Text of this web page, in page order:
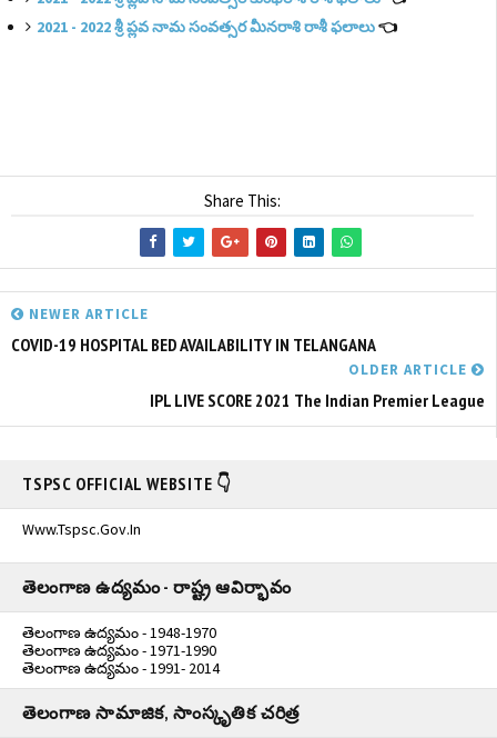
2021 - 2022 శ్రీ ప్లవ నామ సంవత్సర మీనరాశి రాశీ ఫలాలు👈
Share This:
NEWER ARTICLE
COVID-19 HOSPITAL BED AVAILABILITY IN TELANGANA
OLDER ARTICLE
IPL LIVE SCORE 2021 The Indian Premier League
TSPSC OFFICIAL WEBSITE 👇
Www.tspsc.gov.in
తెలంగాణ ఉద్యమం - రాష్ట్ర ఆవిర్భావం
తెలంగాణ ఉద్యమం - 1948-1970
తెలంగాణ ఉద్యమం - 1971-1990
తెలంగాణ ఉద్యమం - 1991- 2014
తెలంగాణ సామాజిక, సాంస్కృతిక చరిత్ర